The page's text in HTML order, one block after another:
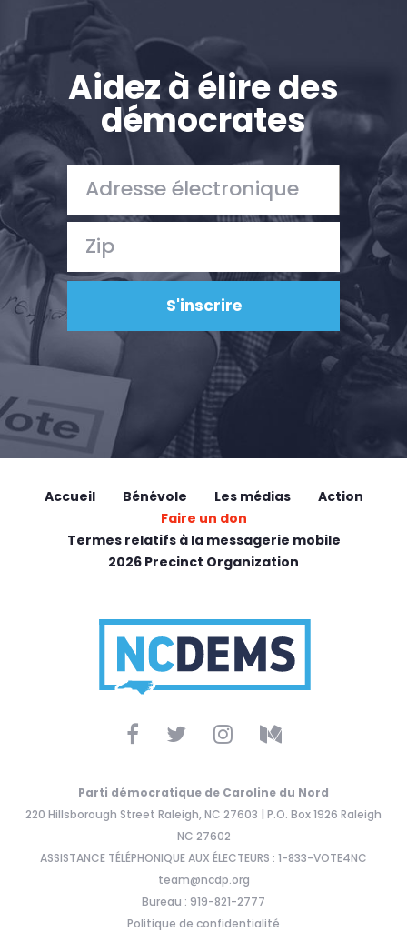
Aidez à élire des
démocrates
Accueil Bénévole Les médias
Action
Faire un don
Termes relatifs à la messagerie mobile
2026 Precinct Organization
Parti démocratique de Caroline du Nord
220 Hillsborough Street Raleigh, NC 27603 | P.O. Box 1926 Raleigh
NC 27602
ASSISTANCE TÉLÉPHONIQUE AUX ÉLECTEURS : 1-833-VOTE4NC
team@ncdp.org
Bureau : 919-821-2777
Politique de confidentialité